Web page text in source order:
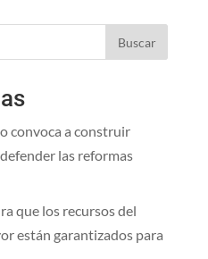
Buscar
convoca a construir
defender las reformas
que los recursos del
están garantizados para